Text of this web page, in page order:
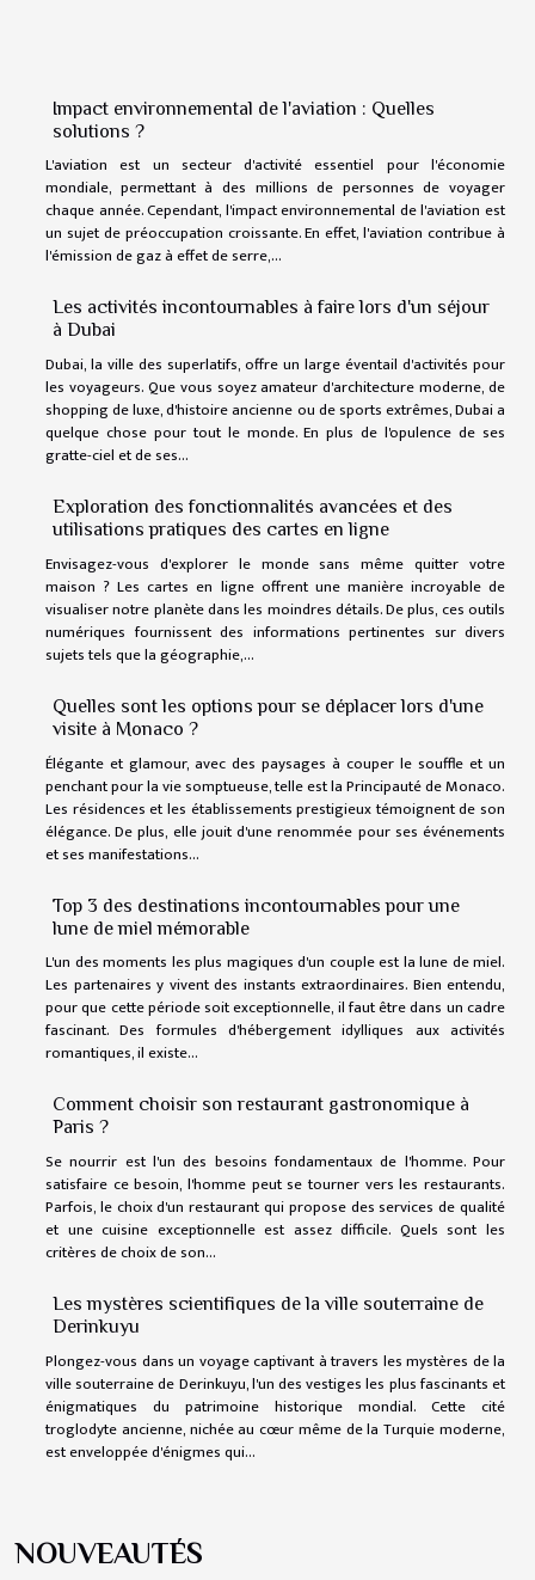
Impact environnemental de l'aviation : Quelles
solutions ?
L'aviation est un secteur d'activité essentiel pour l'économie
mondiale, permettant à des millions de personnes de voyager
chaque année. Cependant, l'impact environnemental de l'aviation est
un sujet de préoccupation croissante. En effet, l'aviation contribue à
l'émission de gaz à effet de serre,...
Les activités incontournables à faire lors d'un séjour
à Dubai
Dubai, la ville des superlatifs, offre un large éventail d'activités pour
les voyageurs. Que vous soyez amateur d'architecture moderne, de
shopping de luxe, d'histoire ancienne ou de sports extrêmes, Dubai a
quelque chose pour tout le monde. En plus de l'opulence de ses
gratte-ciel et de ses...
Exploration des fonctionnalités avancées et des
utilisations pratiques des cartes en ligne
Envisagez-vous d'explorer le monde sans même quitter votre
maison ? Les cartes en ligne offrent une manière incroyable de
visualiser notre planète dans les moindres détails. De plus, ces outils
numériques fournissent des informations pertinentes sur divers
sujets tels que la géographie,...
Quelles sont les options pour se déplacer lors d'une
visite à Monaco ?
Élégante et glamour, avec des paysages à couper le souffle et un
penchant pour la vie somptueuse, telle est la Principauté de Monaco.
Les résidences et les établissements prestigieux témoignent de son
élégance. De plus, elle jouit d'une renommée pour ses événements
et ses manifestations...
Top 3 des destinations incontournables pour une
lune de miel mémorable
L'un des moments les plus magiques d'un couple est la lune de miel.
Les partenaires y vivent des instants extraordinaires. Bien entendu,
pour que cette période soit exceptionnelle, il faut être dans un cadre
fascinant. Des formules d'hébergement idylliques aux activités
romantiques, il existe...
Comment choisir son restaurant gastronomique à
Paris ?
Se nourrir est l'un des besoins fondamentaux de l'homme. Pour
satisfaire ce besoin, l'homme peut se tourner vers les restaurants.
Parfois, le choix d'un restaurant qui propose des services de qualité
et une cuisine exceptionnelle est assez difficile. Quels sont les
critères de choix de son...
Les mystères scientifiques de la ville souterraine de
Derinkuyu
Plongez-vous dans un voyage captivant à travers les mystères de la
ville souterraine de Derinkuyu, l'un des vestiges les plus fascinants et
énigmatiques du patrimoine historique mondial. Cette cité
troglodyte ancienne, nichée au cœur même de la Turquie moderne,
est enveloppée d'énigmes qui...
NOUVEAUTÉS